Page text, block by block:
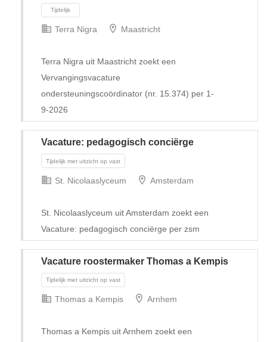
Tijdelijk
Terra Nigra Maastricht
Terra Nigra uit Maastricht zoekt een
Vervangingsvacature
ondersteuningscoördinator (nr. 15.374) per 1-
9-2026
Vacature: pedagogisch conciërge
St. Nicolaaslyceum Amsterdam
St. Nicolaaslyceum uit Amsterdam zoekt een
Vacature: pedagogisch conciërge per zsm
Vacature roostermaker Thomas a Kempis
Thomas a Kempis Arnhem
Thomas a Kempis uit Arnhem zoekt een